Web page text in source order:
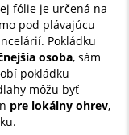
fólie je určená na
pod plávajúcu
Pokládku
osoba, sám
pokládku
môžu byť
pre lokálny ohrev,